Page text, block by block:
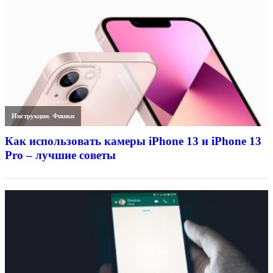
Инструкции,Фишки
Как использовать камеры iPhone 13 и iPhone 13
Pro – лучшие советы